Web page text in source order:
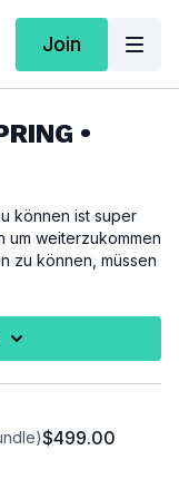
Join
•
können ist super
um weiterzukommen
zu
Verbinden von
stehst auf
nichts wie ran an
$499.00